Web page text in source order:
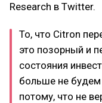
Research в Twitter.
То, что Citron
это позорный и
состояния
больше не
потому, что не